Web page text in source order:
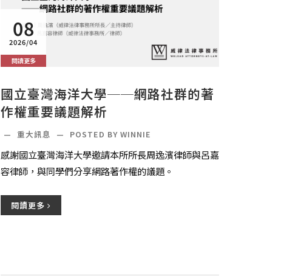
08
2026/04
閱讀更多
國立臺灣海洋大學──網路社群的著
作權重要議題解析
— 重大訊息 — POSTED BY WINNIE
感謝國立臺灣海洋大學邀請本所所長周逸濱律師與呂嘉
容律師，與同學們分享網路著作權的議題。
閱讀更多